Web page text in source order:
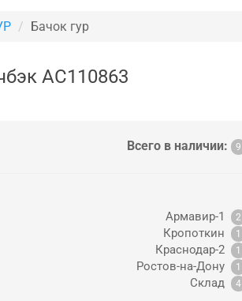
Бачок гур
AC110863
Всего в наличии: 9
Армавир-1 2
Кропоткин 1
Краснодар-2 1
Ростов-на-Дону 1
Склад 4